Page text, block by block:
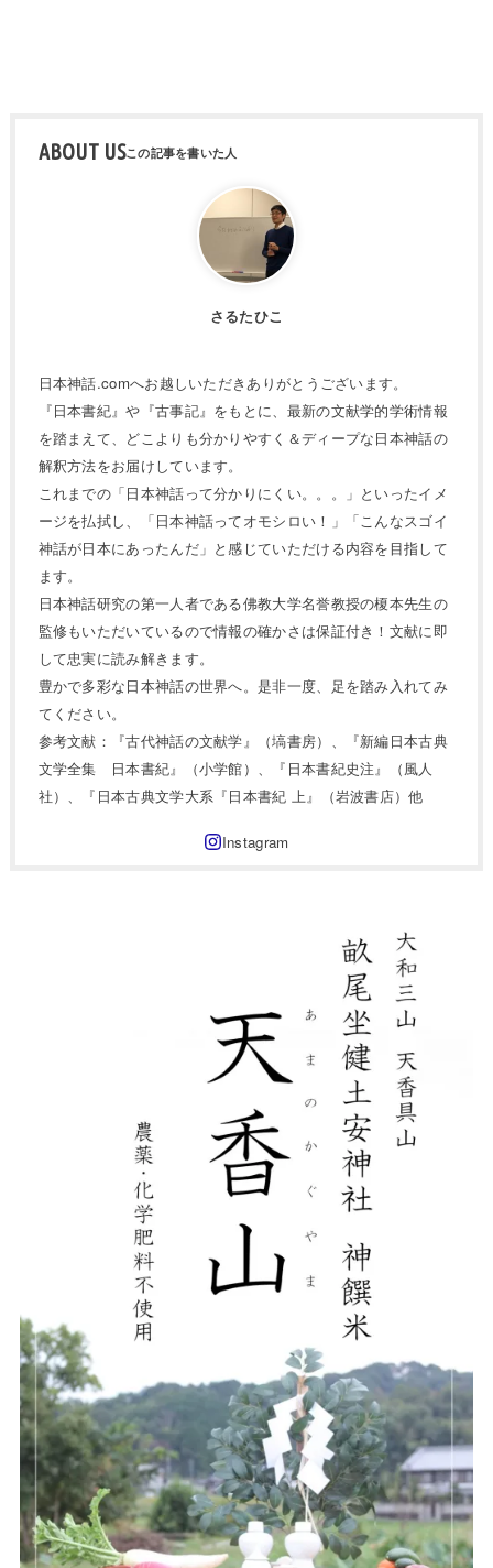
ABOUT US
さるたひこ
日本神話.comへお越しいただきありがとうございます。
『日本書紀』や『古事記』をもとに、最新の文献学的学術情報
を踏まえて、どこよりも分かりやすく＆ディープな日本神話の
解釈方法をお届けしています。
これまでの「日本神話って分かりにくい。。。」といったイメ
ージを払拭し、「日本神話ってオモシロい！」「こんなスゴイ
神話が日本にあったんだ」と感じていただける内容を目指して
ます。
日本神話研究の第一人者である佛教大学名誉教授の榎本先生の
監修もいただいているので情報の確かさは保証付き！文献に即
して忠実に読み解きます。
豊かで多彩な日本神話の世界へ。是非一度、足を踏み入れてみ
てください。
参考文献：『古代神話の文献学』（塙書房）、『新編日本古典
文学全集 日本書紀』（小学館）、『日本書紀史注』（風人
社）、『日本古典文学大系『日本書紀 上』（岩波書店）他